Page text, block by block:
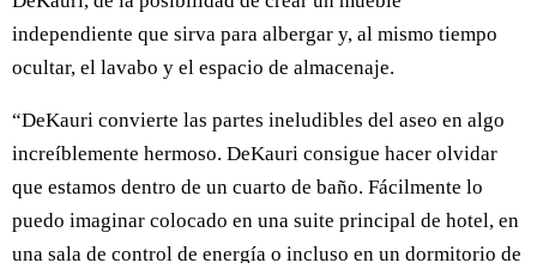
independiente que sirva para albergar y, al mismo tiempo
ocultar, el lavabo y el espacio de almacenaje.
“DeKauri convierte las partes ineludibles del aseo en algo
increíblemente hermoso. DeKauri consigue hacer olvidar
que estamos dentro de un cuarto de baño. Fácilmente lo
puedo imaginar colocado en una suite principal de hotel, en
una sala de control de energía o incluso en un dormitorio de